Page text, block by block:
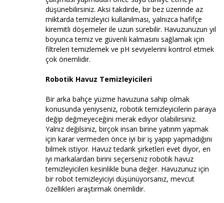
düşünebilirsiniz. Aksi takdirde, bir bez üzerinde az
miktarda temizleyici kullanılması, yalnızca hafifçe
kiremitli döşemeler ile uzun sürebilir. Havuzunuzun yıl
boyunca temiz ve güvenli kalmasını sağlamak için
filtreleri temizlemek ve pH seviyelerini kontrol etmek
çok önemlidir.
Robotik Havuz Temizleyicileri
Bir arka bahçe yüzme havuzuna sahip olmak
konusunda yeniyseniz, robotik temizleyicilerin paraya
değip değmeyeceğini merak ediyor olabilirsiniz.
Yalnız değilsiniz, birçok insan birine yatırım yapmak
için karar vermeden önce iyi bir iş yapıp yapmadığını
bilmek istiyor. Havuz tedarik şirketleri evet diyor, en
iyi markalardan birini seçerseniz robotik havuz
temizleyicileri kesinlikle buna değer. Havuzunuz için
bir robot temizleyiciyi düşünüyorsanız, mevcut
özellikleri araştırmak önemlidir.